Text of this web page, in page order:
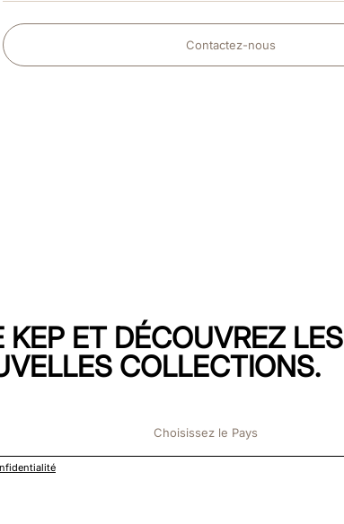
Contactez-nous
ET DÉCOUVREZ LES
COLLECTIONS.
Choisissez le Pays